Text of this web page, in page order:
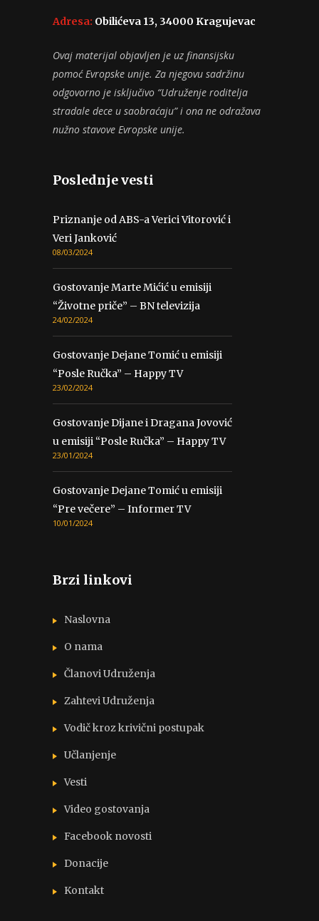
Adresa: Obilićeva 13, 34000 Kragujevac
Ovaj materijal objavljen je uz finansijsku
pomoć Evropske unije. Za njegovu sadržinu
odgovorno je isključivo “Udruženje roditelja
stradale dece u saobraćaju” i ona ne odražava
nužno stavove Evropske unije.
Poslednje vesti
Priznanje od ABS-a Verici Vitorović i
Veri Janković
08/03/2024
Gostovanje Marte Mićić u emisiji
“Životne priče” – BN televizija
24/02/2024
Gostovanje Dejane Tomić u emisiji
“Posle Ručka” – Happy TV
23/02/2024
Gostovanje Dijane i Dragana Jovović
u emisiji “Posle Ručka” – Happy TV
23/01/2024
Gostovanje Dejane Tomić u emisiji
“Pre večere” – Informer TV
10/01/2024
Brzi linkovi
Naslovna
O nama
Članovi Udruženja
Zahtevi Udruženja
Vodič kroz krivični postupak
Učlanjenje
Vesti
Video gostovanja
Facebook novosti
Donacije
Kontakt